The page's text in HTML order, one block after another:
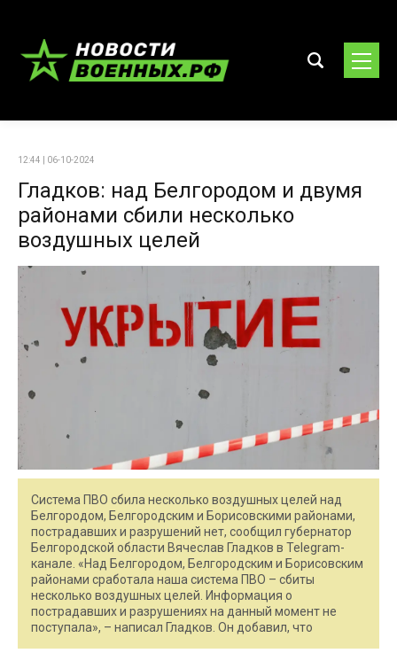
12:44 | 06-10-2024
Гладков: над Белгородом и двумя
районами сбили несколько
воздушных целей
Система ПВО сбила несколько воздушных целей над
Белгородом, Белгородским и Борисовскими районами,
пострадавших и разрушений нет, сообщил губернатор
Белгородской области Вячеслав Гладков в Telegram-
канале. «Над Белгородом, Белгородским и Борисовским
районами сработала наша система ПВО – сбиты
несколько воздушных целей. Информация о
пострадавших и разрушениях на данный момент не
поступала», – написал Гладков. Он добавил, что